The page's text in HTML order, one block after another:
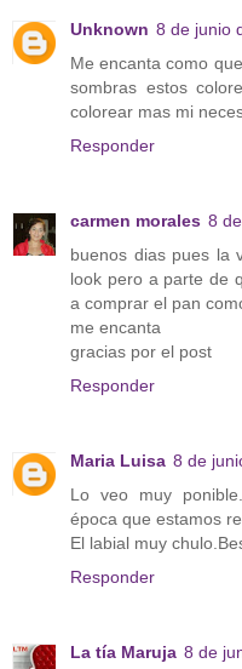
Unknown 8 de junio
Me encanta como
sombras estos
colorear mas mi
Responder
carmen morales 8
buenos dias pues la
look pero a parte de
a comprar el pan
me encanta
gracias por el post
Responder
Maria Luisa 8 de
Lo veo muy
época que estamos
El labial muy
Responder
La tía Maruja 8 de